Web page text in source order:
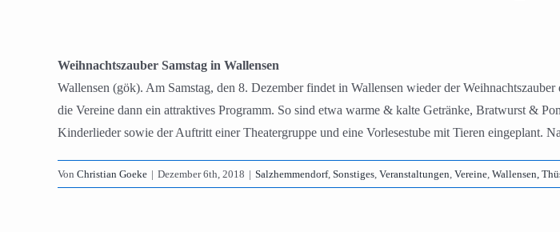
Weihnachtszauber Samstag in Wallensen
Wallensen (gök). Am Samstag, den 8. Dezember findet in Wallensen wieder der
die Vereine dann ein attraktives Programm. So sind etwa warme & kalte Getränke, Bratwurst &
Kinderlieder sowie der Auftritt einer Theatergruppe und eine Vorlesestube mit Tieren eingeplant.
Von Christian Goeke | Dezember 6th, 2018 | Salzhemmendorf, Sonstiges, Veranstaltungen, Vereine, Wallensen,